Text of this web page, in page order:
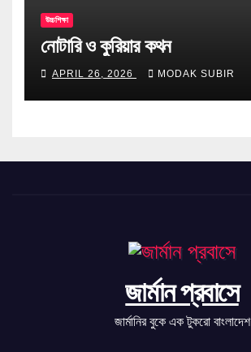
উচ্চশিক্ষা
নোটারি ও কুরিয়ার কথন
APRIL 26, 2026 MODAK SUBIR
জার্মান প্রবাসে
জার্মানির বুকে এক টুকরো বাংলাদেশ